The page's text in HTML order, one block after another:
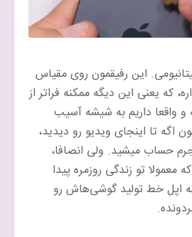
این رفیقمون روی مقیاس
یعنی این دیگه ممکنه فراتر از
و واقعا داریم به شیشه آسیب
اگه تا اینجای ویدیو رو دیدید،
حساب میشید. ولی انصافا،
معمولا تو زندگی روزمره پیدا
اپل خط تولید گوشی‌هاش رو